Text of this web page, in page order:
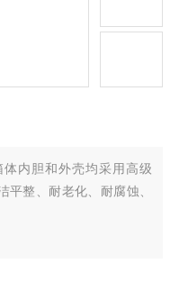
体内胆和外壳均采用高级
平整、耐老化、耐腐蚀、